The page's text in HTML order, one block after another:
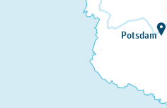
Potsdam